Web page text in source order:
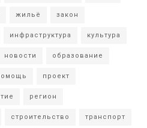
жильё закон
инфраструктура культура
новости образование
проект
регион
строительство транспорт